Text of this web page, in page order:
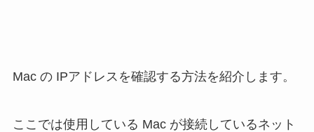
Mac の IPアドレスを確認する方法を紹介します。
ここでは使用している Mac が接続しているネット